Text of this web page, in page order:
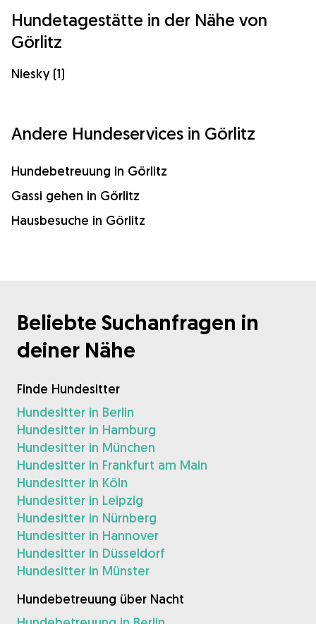
Hundetagestätte in der Nähe von
Görlitz
Niesky (1)
Andere Hundeservices in Görlitz
Hundebetreuung in Görlitz
Gassi gehen in Görlitz
Hausbesuche in Görlitz
Beliebte Suchanfragen in
deiner Nähe
Finde Hundesitter
Hundesitter in Berlin
Hundesitter in Hamburg
Hundesitter in München
Hundesitter in Frankfurt am Main
Hundesitter in Köln
Hundesitter in Leipzig
Hundesitter in Nürnberg
Hundesitter in Hannover
Hundesitter in Düsseldorf
Hundesitter in Münster
Hundebetreuung über Nacht